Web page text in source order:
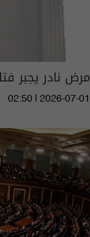
مرض نادر يجبر
02:50 | 2026-07-01